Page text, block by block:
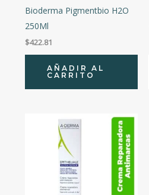
Bioderma Pigmentbio H2O
250Ml
$422.81
AÑADIR AL
CARRITO